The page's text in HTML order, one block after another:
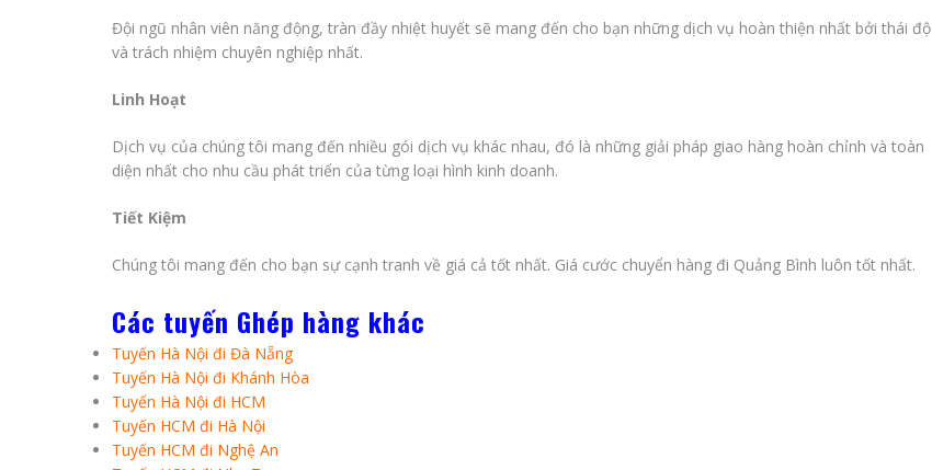
Đội ngũ nhân viên năng động, tràn đầy nhiệt huyết sẽ mang đến cho bạn những dịch vụ hoàn thiện nhất bởi thái độ
và trách nhiệm chuyên nghiệp nhất.
Linh Hoạt
Dịch vụ của chúng tôi mang đến nhiều gói dịch vụ khác nhau, đó là những giải pháp giao hàng hoàn chỉnh và toàn
diện nhất cho nhu cầu phát triển của từng loại hình kinh doanh.
Tiết Kiệm
Chúng tôi mang đến cho bạn sự cạnh tranh về giá cả tốt nhất. Giá cước chuyển hàng đi Quảng Bình luôn tốt nhất.
Các tuyến Ghép hàng khác
Tuyến Hà Nội đi Đà Nẵng
Tuyến Hà Nội đi Khánh Hòa
Tuyến Hà Nội đi HCM
Tuyến HCM đi Hà Nội
Tuyến HCM đi Nghệ An